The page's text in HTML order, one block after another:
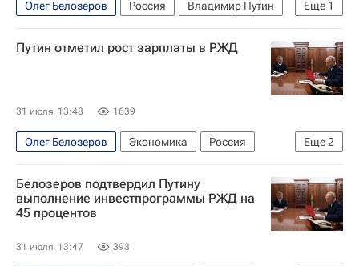
Еще 1
Олег Белозеров Россия
Владимир Путин
РЖД
Путин отметил рост зарплаты в РЖД
31 июля, 13:48 1639
Еще2
Олег Белозеров Экономика
Россия
Владимир Путин
РЖД
Белозеров подтвердил Путину
выполнение инвестпрограммы РЖД на
45 процентов
31 июля, 13:47 393